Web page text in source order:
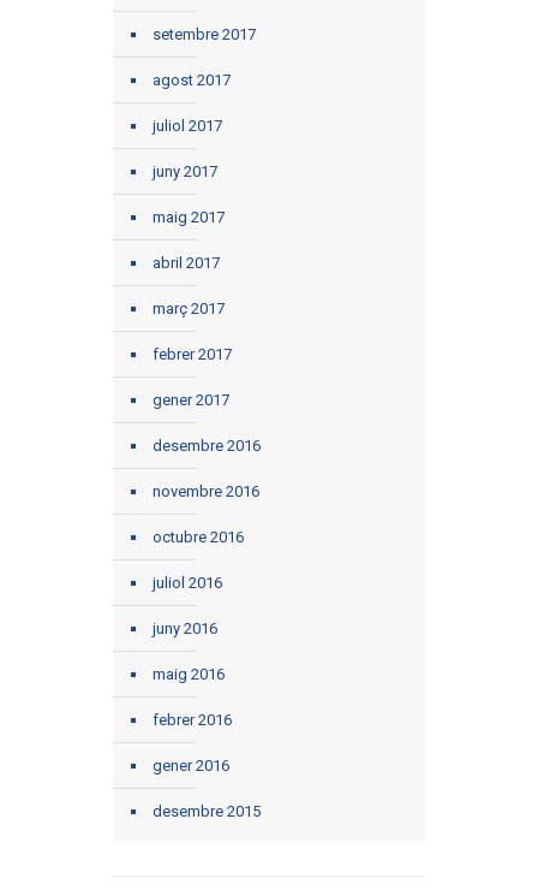
setembre 2017
agost 2017
juliol 2017
juny 2017
maig 2017
abril 2017
març 2017
febrer 2017
gener 2017
desembre 2016
novembre 2016
octubre 2016
juliol 2016
juny 2016
maig 2016
febrer 2016
gener 2016
desembre 2015